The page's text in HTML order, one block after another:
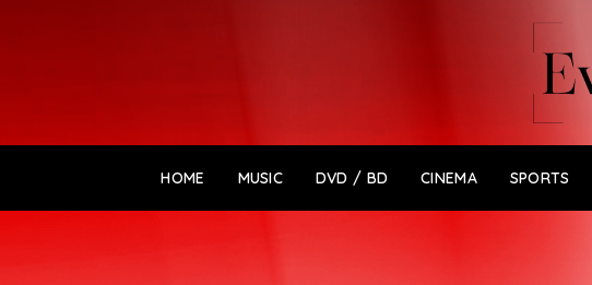
HOME MUSIC DVD / BD CINEMA SPORTS